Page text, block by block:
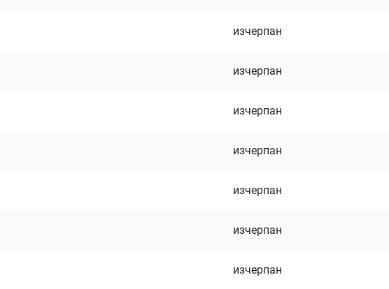
изчерпан
изчерпан
изчерпан
изчерпан
изчерпан
изчерпан
изчерпан